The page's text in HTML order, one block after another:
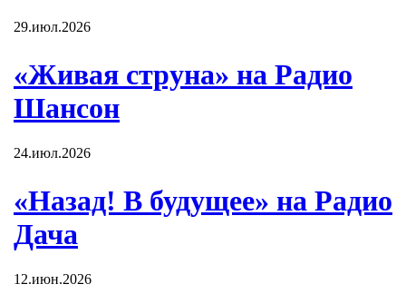
29.июл.2026
«Живая струна» на Радио
Шансон
24.июл.2026
«Назад! В будущее» на Радио
Дача
12.июн.2026